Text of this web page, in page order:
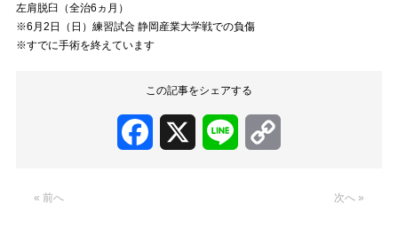
左肩脱臼（全治6ヵ月）
※6月2日（日）練習試合 静岡産業大学戦での負傷
※すでに手術を終えています
この記事をシェアする
Facebook Line
« 前へ 次へ »